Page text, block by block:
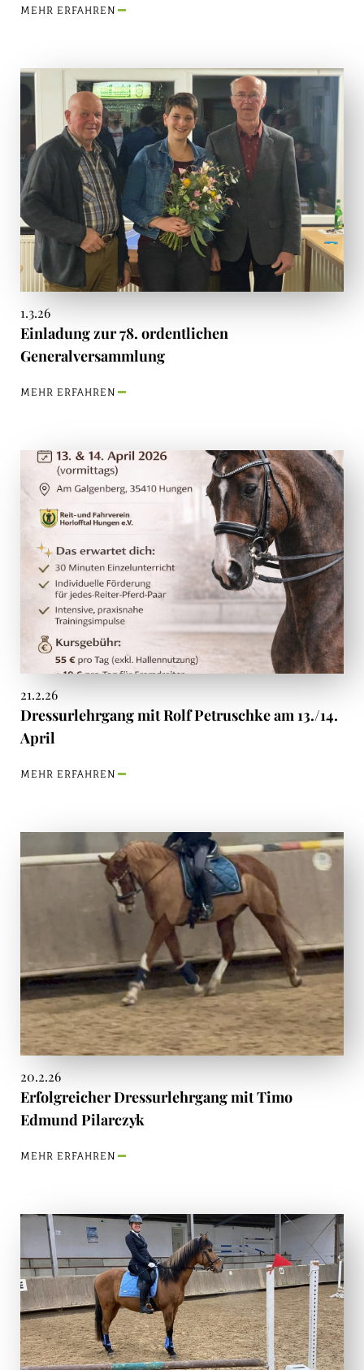
MEHR ERFAHREN
1.3.26
Einladung zur 78. ordentlichen
Generalversammlung
MEHR ERFAHREN
21.2.26
Dressurlehrgang mit Rolf Petruschke am 13./14.
April
MEHR ERFAHREN
20.2.26
Erfolgreicher Dressurlehrgang mit Timo
Edmund Pilarczyk
MEHR ERFAHREN